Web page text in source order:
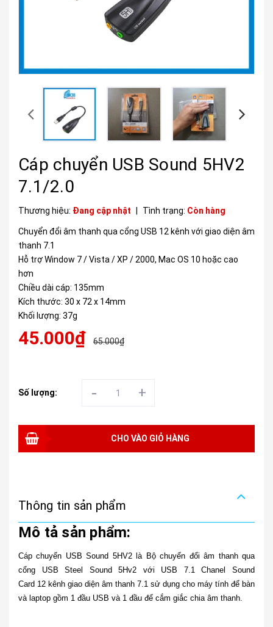
Cáp chuyển USB Sound 5HV2
7.1/2.0
Thương hiệu: Đang cập nhật Tình trạng: Còn hàng
Chuyển đổi âm thanh qua cổng USB 12 kênh với giao diện âm
thanh 7.1
Hỗ trợ Window 7 / Vista / XP / 2000, Mac OS 10 hoặc cao
hơn
Chiều dài cáp: 135mm
Kích thước: 30 x 72 x 14mm
Khối lượng: 37g
45.000₫ 65.000₫
Số lượng: - +
CHO VÀO GIỎ HÀNG
Thông tin sản phẩm
Mô tả sản phẩm:
Cáp chuyển USB Sound 5HV2 là Bộ chuyển đổi âm thanh qua
cổng USB Steel Sound 5Hv2 với USB 7.1 Chanel Sound
Card 12 kênh giao diện âm thanh 7.1 sử dụng cho máy tính để bàn
và laptop gồm 1 đầu USB và 1 đầu để cắm giắc chia âm thanh.